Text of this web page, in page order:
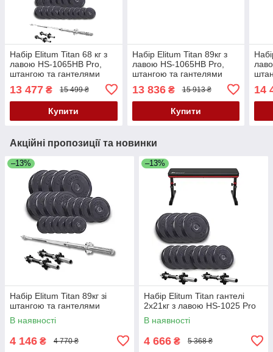
Набір Elitum Titan 68 кг з
лавою HS-1065HB Pro,
штангою та гантелями
13 477 ₴ 15 499 ₴
Купити
Набір Elitum Titan 89кг з
лавою HS-1065HB Pro,
штангою та гантелями
13 836₴ 15 913 ₴
Купити
14
Акційні пропозиції та новинки
–13%
Набір Elitum Titan 89кг зі
штангою та гантелями
В наявності
4 146 ₴ 4 770 ₴
–13%
Набір Elitum Titan гантелі
2х21кг з лавою HS-1025 Pro
В наявності
4 666 ₴ 5 368 ₴